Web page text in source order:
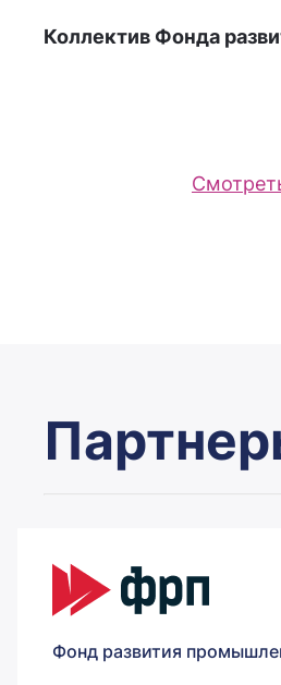
Коллектив Фонда
Фонд развития